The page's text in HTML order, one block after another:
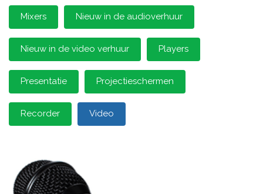
Mixers Nieuw in de audioverhuur
Nieuw in de video verhuur Players
Presentatie Projectieschermen
Recorder Video